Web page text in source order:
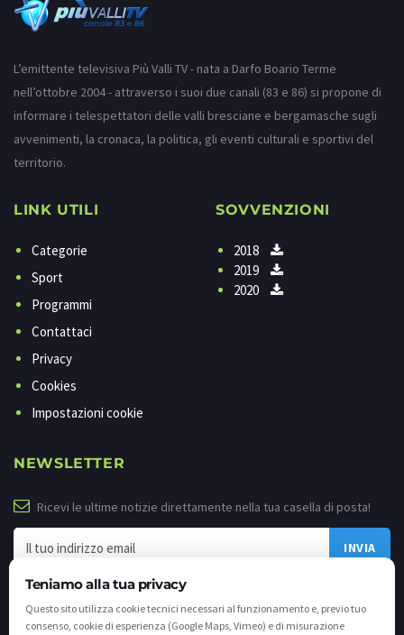
Teniamo alla tua privacy
Questo sito utilizza cookie tecnici necessari al funzionamento e, previo tuo
consenso, cookie di esperienza (Google Maps, Vimeo) e di misurazione
L’emittente televisiva Più Valli TV - nata a Darfo Boario Terme
nell’ottobre 2004 - attraverso i suoi due canali (83 e 86) si propone di
informare i telespettatori delle valli bresciane e bergamasche sugli
avvenimenti, la cronaca, la politica, gli eventi culturali e sportivi del
territorio.
LINK UTILI
Categorie
Sport
Programmi
Contattaci
Privacy
Cookies
Impostazioni cookie
SOVVENZIONI
2018
2019
2020
NEWSLETTER
Ricevi le ultime notizie direttamente nella tua casella di posta!